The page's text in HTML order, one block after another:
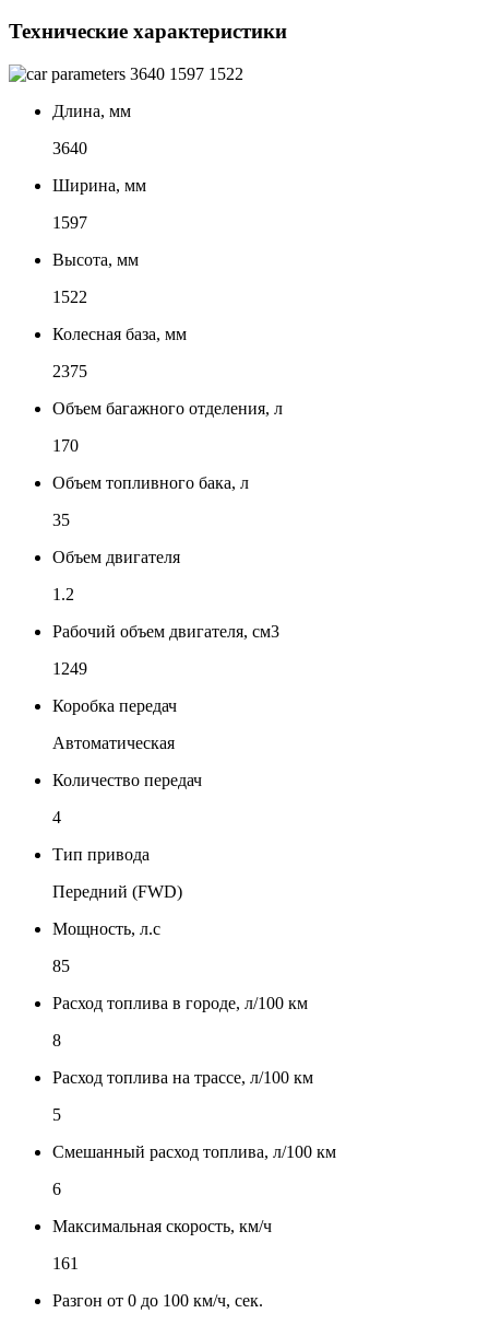
Технические характеристики
3640 1597 1522
Длина, мм
3640
Ширина, мм
1597
Высота, мм
1522
Колесная база, мм
2375
Объем багажного отделения, л
170
Объем топливного бака, л
35
Объем двигателя
1.2
Рабочий объем двигателя, см3
1249
Коробка передач
Автоматическая
Количество передач
4
Тип привода
Передний (FWD)
Мощность, л.с
85
Расход топлива в городе, л/100 км
8
Расход топлива на трассе, л/100 км
5
Смешанный расход топлива, л/100 км
6
Максимальная скорость, км/ч
161
Разгон от 0 до 100 км/ч, сек.